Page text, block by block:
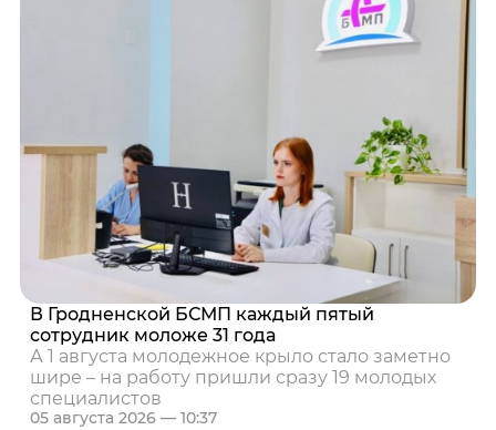
В Гродненской БСМП каждый пятый
сотрудник моложе 31 года
А 1 августа молодежное крыло стало заметно
шире – на работу пришли сразу 19 молодых
специалистов
05 августа 2026 — 10:37